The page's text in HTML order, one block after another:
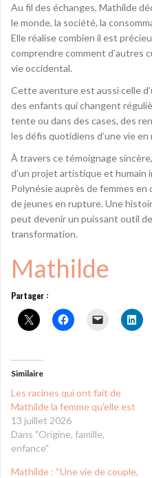
Au fil des échanges, Mathilde
le monde, la société, la
Elle réalise combien il est
comprendre comment d’autres
vie occidental.
Cette aventure est aussi celle
des enfants qui changent
tente ou dans des cases, des
les défis quotidiens d’une vie en
À travers ce témoignage
d’un projet artistique et humain
Polynésie auprès de femmes
de jeunes en rupture. Une
peut devenir un puissant outil
transformation.
Mathilde
Partager :
Similaire
Les racines qui ont fait de
Mathilde la femme qu’elle est
13 juillet 2026
Dans "Origine, famille,
enfance"
Mathilde : “Une vie de couple,